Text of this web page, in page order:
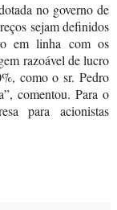
no governo de
sejam definidos
em linha com os
razoável de lucro
como o sr. Pedro
comentou. Para o
para acionistas